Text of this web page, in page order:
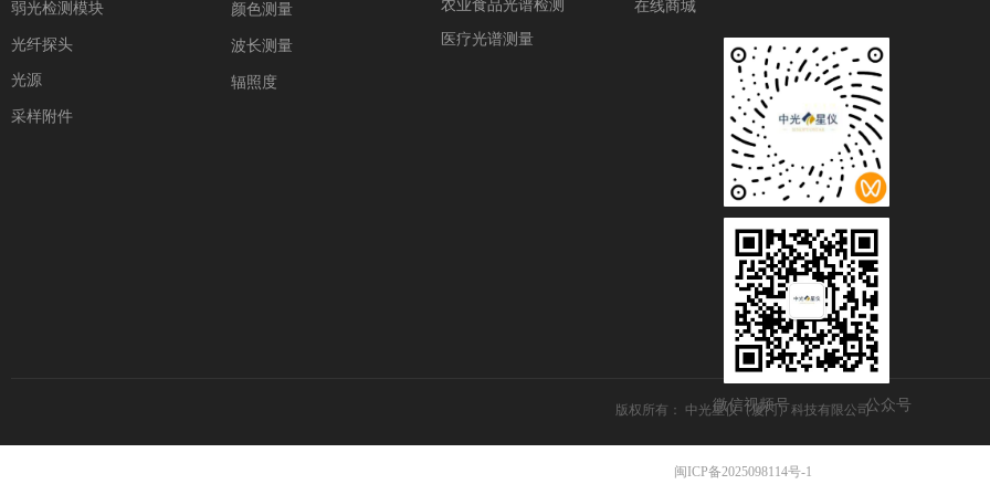
弱光检测模块
光纤探头
光源
采样附件
颜色测量
波长测量
辐照度
版权所有： 中光星仪（厦门）科技有限公司
农业食品光谱检测
医疗光谱测量
在线商城
微信视频号 公众号
闽ICP备2025098114号-1